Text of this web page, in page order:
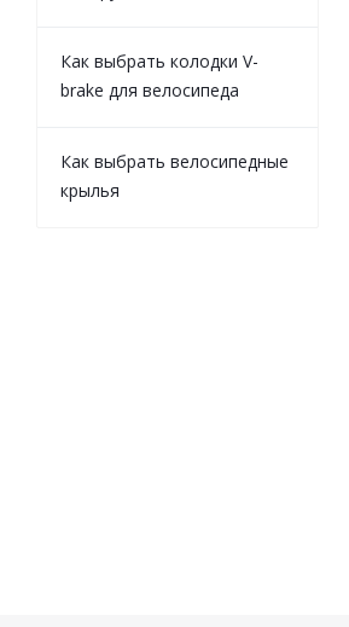
Как выбрать колодки V-
brake для велосипеда
Как выбрать велосипедные
крылья